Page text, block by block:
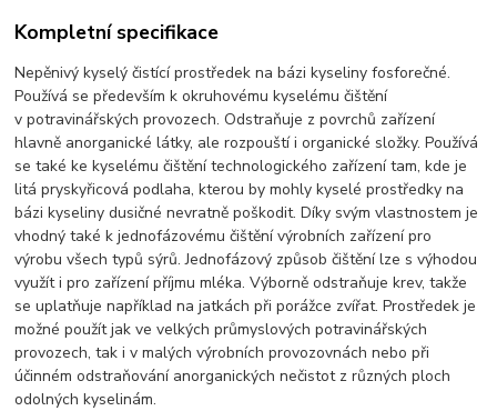
Kompletní specifikace
Nepěnivý kyselý čistící prostředek na bázi kyseliny fosforečné.
Používá se především k okruhovému kyselému čištění
v potravinářských provozech. Odstraňuje z povrchů zařízení
hlavně anorganické látky, ale rozpouští i organické složky. Používá
se také ke kyselému čištění technologického zařízení tam, kde je
litá pryskyřicová podlaha, kterou by mohly kyselé prostředky na
bázi kyseliny dusičné nevratně poškodit. Díky svým vlastnostem je
vhodný také k jednofázovému čištění výrobních zařízení pro
výrobu všech typů sýrů. Jednofázový způsob čištění lze s výhodou
využít i pro zařízení příjmu mléka. Výborně odstraňuje krev, takže
se uplatňuje například na jatkách při porážce zvířat. Prostředek je
možné použít jak ve velkých průmyslových potravinářských
provozech, tak i v malých výrobních provozovnách nebo při
účinném odstraňování anorganických nečistot z různých ploch
odolných kyselinám.